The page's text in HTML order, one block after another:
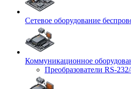
Сетевое оборудование
Коммуникационное
Преобразователи RS-